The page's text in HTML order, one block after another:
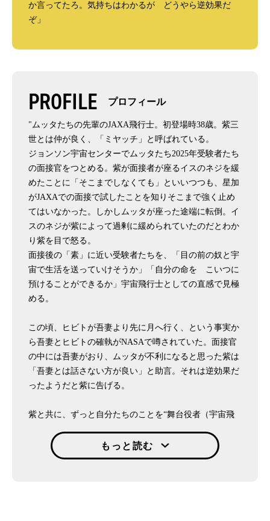
か言ってたろ。気持ちはわかるが どうやら逆効果だ
ぞ」
PROFILE プロフィール
"ムッタたちの先輩のJAXA飛行士。初登場時38歳。紫三
世とは仲が良く、「ミヤッチ」と呼ばれている。
ジョンソン宇宙センターでムッタたち2025年受験者たち
の面接官をつとめる。紫が面接者が座るイスのネジを緩
めたことに「そこまでしなくても」といいつつも、星加
がJAXAでの面接で試したことを知りそこまで強く止め
てはいなかった。しかしムッタが座った途端に転倒。イ
スのネジが紫によって過剰に緩められていたのだとわか
り紫を目で怒る。
面接後の「素」に近い受験者たちを、「目の前の奴と宇
宙で生活を送っていけそうか」「自分の命を こいつに
預けることができるか」宇宙飛行士としての直感で見極
める。
この頃、ヒビトが吾妻より先に月へ行く、という事実か
ら吾妻とヒビトの確執がNASAで噂されていた。面接官
の中には吾妻がおり、ムッタが不利になると思った紫は
「吾妻とは話さない方が良い」と助言。それは逆効果だ
ったようだと紫に告げる。
紫と共に、ずっと自分たちのことを“舞台役者（宇宙飛
宙飛行士候補生となった当時はまだ一度も宇宙へ行った
ことがなかった。宇宙飛行士認定から5年半後、念願の
もっと読む